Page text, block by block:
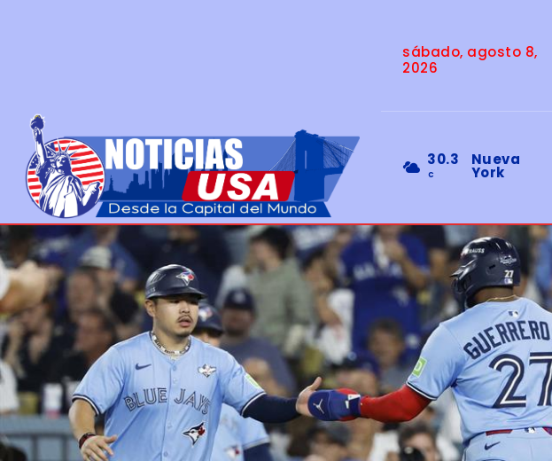
sábado, agosto 8,
2026
30.3
C
Nueva
York